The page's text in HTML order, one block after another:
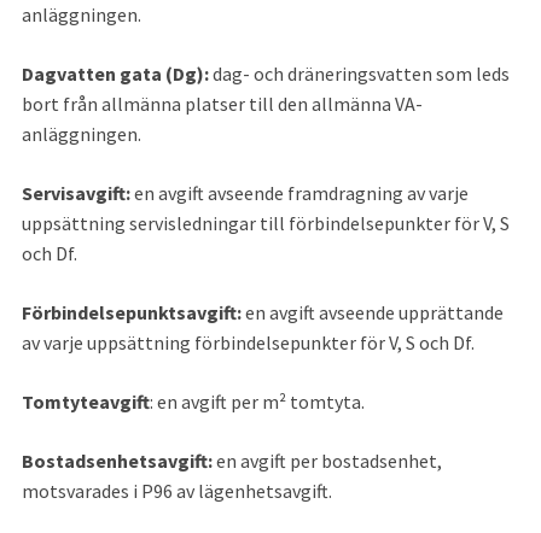
anläggningen.
Dagvatten gata (Dg): dag- och dräneringsvatten som leds
bort från allmänna platser till den allmänna VA-
anläggningen.
Servisavgift: en avgift avseende framdragning av varje
uppsättning servisledningar till förbindelsepunkter för V, S
och Df.
Förbindelsepunktsavgift: en avgift avseende upprättande
av varje uppsättning förbindelsepunkter för V, S och Df.
Tomtyteavgift: en avgift per m² tomtyta.
Bostadsenhetsavgift: en avgift per bostadsenhet,
motsvarades i P96 av lägenhetsavgift.